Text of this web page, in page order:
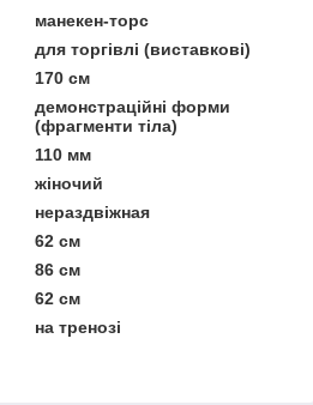
манекен-торс
для торгівлі (виставкові)
170 см
демонстраційні форми
(фрагменти тіла)
110 мм
жіночий
нераздвіжная
62 см
86 см
62 см
на тренозі